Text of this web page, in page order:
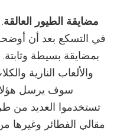
مضايقة الطيور العالقة
في التسكع بعد أن
بمضايقة بسيطة
والألعاب النارية
سوف يرسل
تستخدموا العديد من
مقالي الفطائر وغيرها